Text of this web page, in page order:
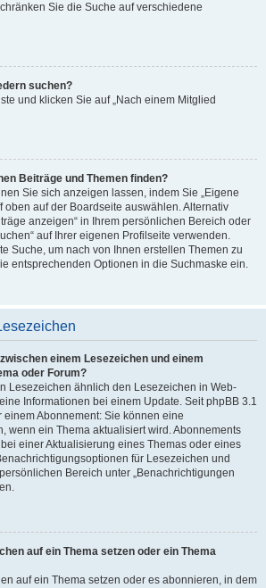
Sie die Suche auf verschiedene
suchen?
und klicken Sie auf „Nach einem Mitglied
Beiträge und Themen finden?
Sie sich anzeigen lassen, indem Sie „Eigene
oben auf der Boardseite auswählen. Alternativ
anzeigen“ in Ihrem persönlichen Bereich oder
auf Ihrer eigenen Profilseite verwenden.
Suche, um nach von Ihnen erstellen Themen zu
entsprechenden Optionen in die Suchmaske ein.
einem Lesezeichen und einem
oder Forum?
Lesezeichen ähnlich den Lesezeichen in Web-
Informationen bei einem Update. Seit phpBB 3.1
Abonnement: Sie können eine
wenn ein Thema aktualisiert wird. Abonnements
einer Aktualisierung eines Themas oder eines
für Lesezeichen und
Bereich unter „Benachrichtigungen
auf ein Thema setzen oder ein Thema
auf ein Thema setzen oder es abonnieren, in dem